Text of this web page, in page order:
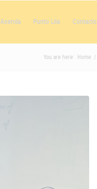
Axenda Punto Lila Contacto
You are here: Home /